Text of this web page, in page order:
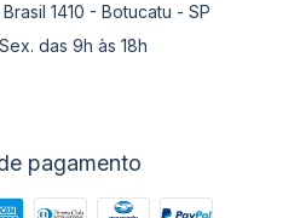
1410 - Botucatu - SP
das 9h às 18h
pagamento